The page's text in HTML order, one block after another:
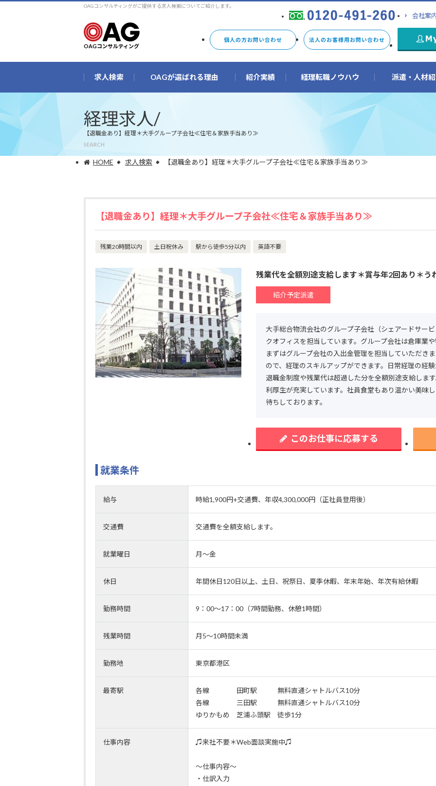
OAGコンサルティングがご提供する求人検索についてご紹介します。
OAGコンサルティング
会社案
個人の方お問い合わせ 法人のお客様用お問い合わせ
求人検索 OAGが選ばれる理由 紹介実績 経理転職ノウハウ 派遣・人材
経理求人/
【退職金あり】経理＊大手グループ子会社≪住宅＆家族手当あり≫
SEARCH
HOME 求人検索 【退職金あり】経理＊大手グループ子会社≪住宅＆家族手当あり≫
【退職金あり】経理＊大手グループ子会社≪住宅＆家族手当あり≫
残業20時間以内 土日祝休み 駅から徒歩5分以内 英語不要
残業代を全額別途支給します＊賞与年2回あり＊
紹介予定派遣
大手総合物流会社のグループ子会社（シェアードサー
クオフィスを担当しています。グループ会社は倉庫業
まずはグループ会社の入出金管理を担当していただき
ので、経理のスキルアップができます。日常経理の経
退職金制度や残業代は超過した分を全額別途支給しま
利厚生が充実しています。社員食堂もあり温かい美味
待ちしております。
このお仕事に応募する
就業条件
給与 時給1,900円+交通費、年収4,300,000円（正社員登用後）
交通費 交通費を全額支給します。
就業曜日 月～金
休日 年間休日120日以上、土日、祝祭日、夏季休暇、年末年始、年次有給休暇
勤務時間 9：00～17：00（7時間勤務、休憩1時間）
残業時間 月5～10時間未満
勤務地 東京都港区
最寄駅
各線 田町駅 無料直通シャトルバス10分
各線 三田駅 無料直通シャトルバス10分
ゆりかもめ 芝浦ふ頭駅 徒歩1分
仕事内容 ♫来社不要＊Web面談実施中♫
～仕事内容～
・仕訳入力